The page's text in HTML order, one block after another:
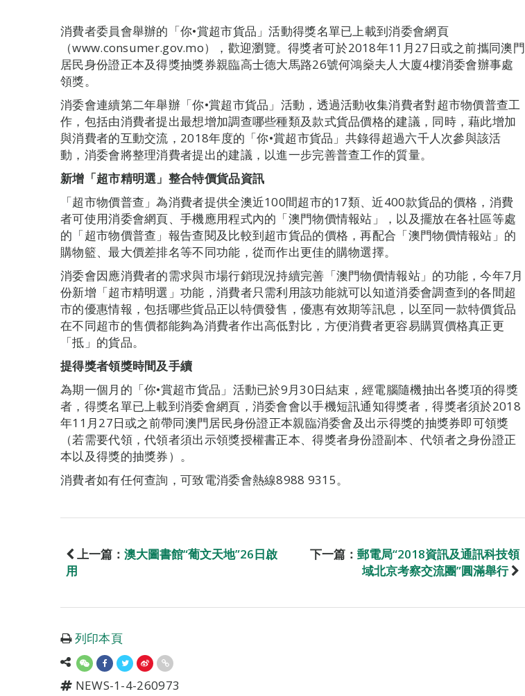
消費者委員會舉辦的「你•賞超市貨品」活動得獎名單已上載到消委會網頁
（www.consumer.gov.mo），歡迎瀏覽。得獎者可於2018年11月27日或之前攜同澳門
居民身份證正本及得獎抽獎券親臨高士德大馬路26號何鴻燊夫人大廈4樓消委會辦事處
領獎。
消委會連續第二年舉辦「你•賞超市貨品」活動，透過活動收集消費者對超市物價普查工
作，包括由消費者提出最想增加調查哪些種類及款式貨品價格的建議，同時，藉此增加
與消費者的互動交流，2018年度的「你•賞超市貨品」共錄得超過六千人次參與該活
動，消委會將整理消費者提出的建議，以進一步完善普查工作的質量。
新增「超市精明選」整合特價貨品資訊
「超市物價普查」為消費者提供全澳近100間超市的17類、近400款貨品的價格，消費
者可使用消委會網頁、手機應用程式內的「澳門物價情報站」，以及擺放在各社區等處
的「超市物價普查」報告查閱及比較到超市貨品的價格，再配合「澳門物價情報站」的
購物籃、最大價差排名等不同功能，從而作出更佳的購物選擇。
消委會因應消費者的需求與市場行銷現況持續完善「澳門物價情報站」的功能，今年7月
份新增「超市精明選」功能，消費者只需利用該功能就可以知道消委會調查到的各間超
市的優惠情報，包括哪些貨品正以特價發售，優惠有效期等訊息，以至同一款特價貨品
在不同超市的售價都能夠為消費者作出高低對比，方便消費者更容易購買價格真正更
「抵」的貨品。
提得獎者領獎時間及手續
為期一個月的「你•賞超市貨品」活動已於9月30日結束，經電腦隨機抽出各獎項的得獎
者，得獎名單已上載到消委會網頁，消委會會以手機短訊通知得獎者，得獎者須於2018
年11月27日或之前帶同澳門居民身份證正本親臨消委會及出示得獎的抽獎券即可領獎
（若需要代領，代領者須出示領獎授權書正本、得獎者身份證副本、代領者之身份證正
本以及得獎的抽獎券）。
消費者如有任何查詢，可致電消委會熱線8988 9315。
上一篇： 澳大圖書館“葡文天地”26日啟
用
下一篇： 郵電局“2018資訊及通訊科技領
域北京考察交流團”圓滿舉行
列印本頁
NEWS-1-4-260973